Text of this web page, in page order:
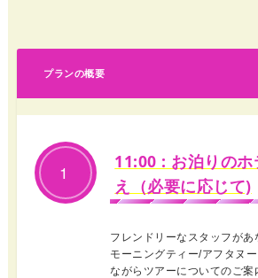
プランの概要
1
11:00 : お泊りの
え（必要に応じて)
フレンドリーなスタッフがあ
モーニングティー/アフタヌ
ながらツアーについてのご案